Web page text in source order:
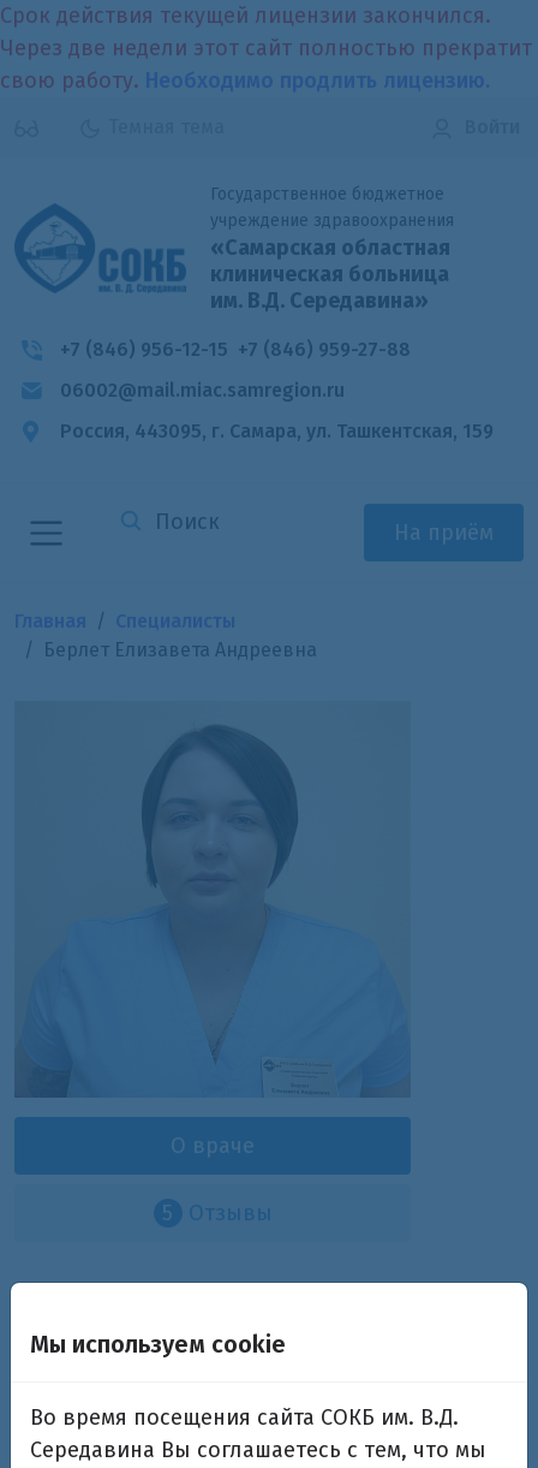
Срок действия текущей лицензии закончился.
Через две недели этот сайт полностью прекратит
свою работу.
Государственное бюджетное
учреждение здравоохранения
«Самарская областная
клиническая больница
им. В.Д. Середавина»
+7 (846) 956-12-15 +7 (846) 959-27-88
06002@mail.miac.samregion.ru
Россия, 443095, г. Самара, ул. Ташкентская, 159
На приём
Берлет Елизавета Андреевна
О враче
5 Отзывы
Андреевна
врач стоматолог-хирург
Мы используем cookie
Во время посещения сайта СОКБ им. В.Д.
Середавина Вы соглашаетесь с тем, что мы